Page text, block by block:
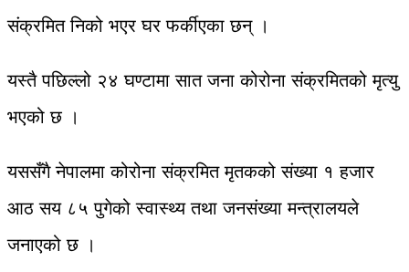
संक्रमित निको भएर घर फर्कीएका छन् ।
यस्तै पछिल्लो २४ घण्टामा सात जना कोरोना संक्रमितको मृत्यु
भएको छ ।
यससँगै नेपालमा कोरोना संक्रमित मृतकको संख्या १ हजार
आठ सय ८५ पुगेको स्वास्थ्य तथा जनसंख्या मन्त्रालयले
जनाएको छ ।